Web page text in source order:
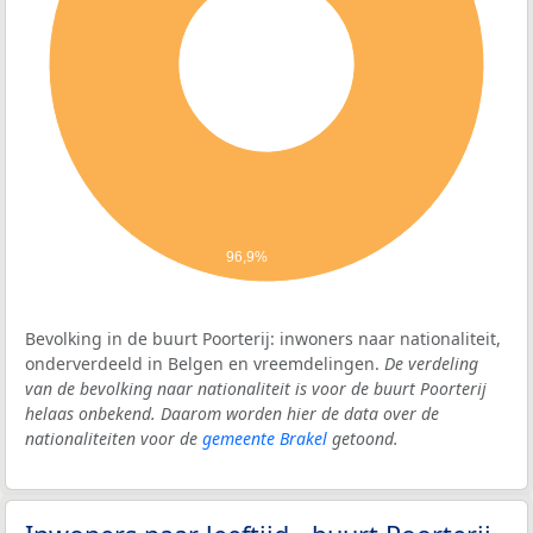
96,9%
Bevolking in de buurt Poorterij: inwoners naar nationaliteit,
onderverdeeld in Belgen en vreemdelingen. De verdeling
van de bevolking naar nationaliteit is voor de buurt Poorterij
helaas onbekend. Daarom worden hier de data over de
nationaliteiten voor de gemeente Brakel getoond.